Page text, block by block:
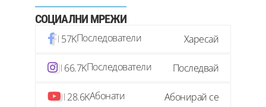
СОЦИАЛНИ МРЕЖИ
57KПоследователи Харесай
66.7KПоследователи Последвай
28.6KАбонати Абонирай се